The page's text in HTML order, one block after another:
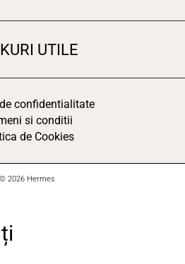
UTILE
confidentialitate
si conditii
de Cookies
© 2026 Hermes